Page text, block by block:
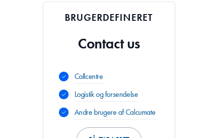
BRUGERDEFINERET
Contact us
Callcentre
Logistik og forsendelse
Andre brugere af Calcumate